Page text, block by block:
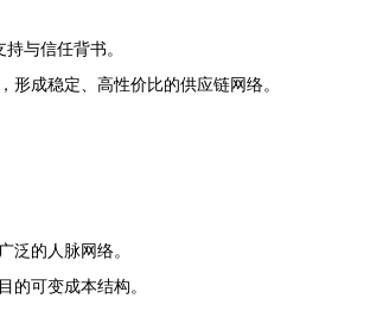
与信任背书。
形成稳定、高性价比的供应链网络。
泛的人脉网络。
的可变成本结构。